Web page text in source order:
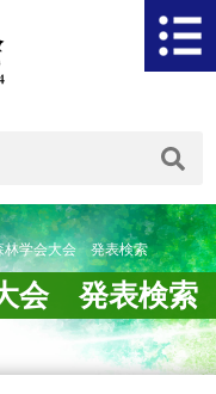
林学会大会 発表検索
会 発表検索